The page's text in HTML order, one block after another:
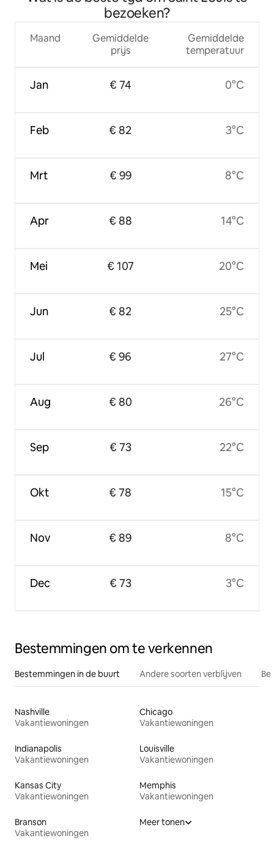
bezoeken?
Maand
Jan
Feb
Mrt
Apr
Mei
Jun
Jul
Aug
Sep
Okt
Nov
Dec
Gemiddelde
prijs
€ 74
€ 82
€ 99
€ 88
€ 107
€ 82
€ 96
€ 80
€ 73
€ 78
€ 89
€ 73
Gemiddelde
temperatuur
0°C
3°C
8°C
14°C
20°C
25°C
27°C
26°C
22°C
15°C
8°C
3°C
Bestemmingen om te verkennen
Bestemmingen in de buurt Andere soorten verblijven
Nashville
Vakantiewoningen
Chicago
Vakantiewoningen
Indianapolis
Vakantiewoningen
Louisville
Vakantiewoningen
Kansas City
Vakantiewoningen
Memphis
Vakantiewoningen
Branson
Vakantiewoningen
Meer tonen